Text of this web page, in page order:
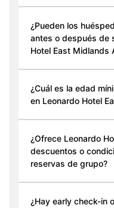
¿Pueden los
antes o después de
Hotel East Midlands
¿Cuál es la edad
en Leonardo Hotel
¿Ofrece Leonardo
descuentos o
reservas de grupo?
¿Hay early check-in